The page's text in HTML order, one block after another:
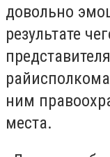
довольно
результате
ним
места.